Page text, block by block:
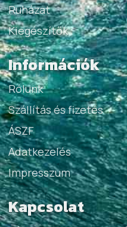
Ruházat
Kiegészítők
Információk
Rólunk
Szállítás és fizetés
ÁSZF
Adatkezelés
Impresszum
Kapcsolat